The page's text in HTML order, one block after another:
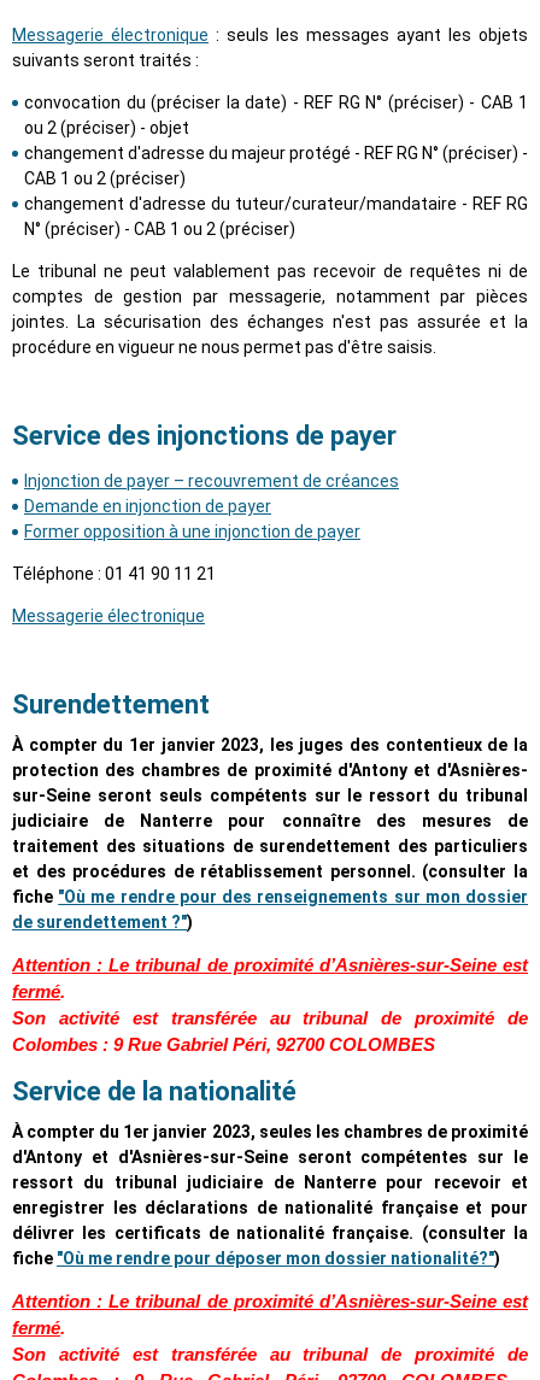
Messagerie électronique : seuls les messages ayant les objets
suivants seront traités :
convocation du (préciser la date) - REF RG N° (préciser) - CAB 1
ou 2 (préciser) - objet
changement d'adresse du majeur protégé - REF RG N° (préciser) -
CAB 1 ou 2 (préciser)
changement d'adresse du tuteur/curateur/mandataire - REF RG
N° (préciser) - CAB 1 ou 2 (préciser)
Le tribunal ne peut valablement pas recevoir de requêtes ni de
comptes de gestion par messagerie, notamment par pièces
jointes. La sécurisation des échanges n'est pas assurée et la
procédure en vigueur ne nous permet pas d'être saisis.
Service des injonctions de payer
Injonction de payer – recouvrement de créances
Demande en injonction de payer
Former opposition à une injonction de payer
Téléphone : 01 41 90 11 21
Messagerie électronique
Surendettement
À compter du 1er janvier 2023, les juges des contentieux de la
protection des chambres de proximité d'Antony et d'Asnières-
sur-Seine seront seuls compétents sur le ressort du tribunal
judiciaire de Nanterre pour connaître des mesures de
traitement des situations de surendettement des particuliers
et des procédures de rétablissement personnel. (consulter la
fiche "Où me rendre pour des renseignements sur mon dossier
de surendettement ?")
Attention : Le tribunal de proximité d’Asnières-sur-Seine est
fermé.
Son activité est transférée au tribunal de proximité de
Colombes : 9 Rue Gabriel Péri, 92700 COLOMBES
Service de la nationalité
À compter du 1er janvier 2023, seules les chambres de proximité
d'Antony et d'Asnières-sur-Seine seront compétentes sur le
ressort du tribunal judiciaire de Nanterre pour recevoir et
enregistrer les déclarations de nationalité française et pour
délivrer les certificats de nationalité française. (consulter la
fiche "Où me rendre pour déposer mon dossier nationalité?")
Attention : Le tribunal de proximité d’Asnières-sur-Seine est
fermé.
Son activité est transférée au tribunal de proximité de